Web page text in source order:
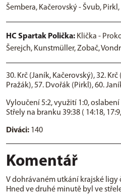
Šembera, Kačerovský - Švub,
HC Spartak Polička: Klička -
Šerejch, Kunstmüller, Zobač,
30. Krč (Janík, Kačerovský), 32.
Pražák), 57. Dvořák (Pirkl), 60.
Vyloučení 5:2, využití 1:0, oslabení
Střely na branku 39:38 ( 14:18,
Diváci: 140
Komentář
V dohrávaném utkání krajské ligy
Hned ve druhé minutě byl ve